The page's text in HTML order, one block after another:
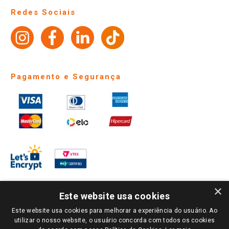
Perguntas frequentes
Identidade Visual
Redes Sociais
Pagamento e Segurança
PARA VER OS PREÇOS DA SUA REGIÃO, FAÇA LOGIN E SELECIONE A LOJA DE
SUA PREFERÊNCIA. SOMENTE APÓS O LOGIN, OS PREÇOS DA SUA REGIÃO OU
×
Este website usa cookies
Este website usa cookies para melhorar a experiência do usuário. Ao
utilizar o nosso website, o usuário concorda com todos os cookies